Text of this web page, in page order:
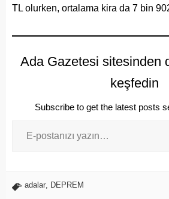
TL olurken, ortalama kira da 7 bin
Ada Gazetesi sitesinden
keşfedin
Subscribe to get the latest posts
adalar, DEPREM